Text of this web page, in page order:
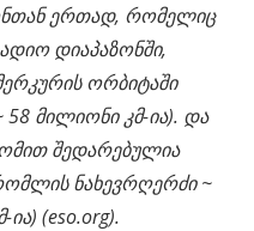
ერთად, რომელიც
დიაპაზონში,
ორბიტაში
მილიონი კმ-ია). და
შედარებულია
ნახევრღერძი ~
(eso.org).